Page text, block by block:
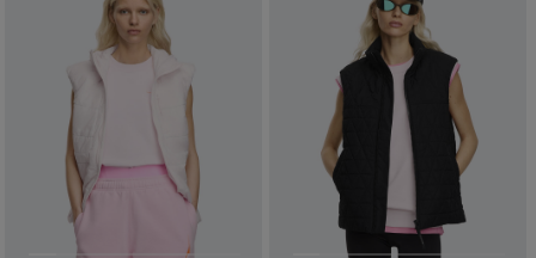
アンバサダー
スプリングコレクション
ベストセラー
FW26コレクション
サマー 26 コレクション
サマー 26 コレクションLOOK
ベストセラー
FW26コレクション
サマー 26 コレクション
サマー 26 コレクションLOOK
キッズ（2‐7歳)
ユース（6＋歳)
コレクション
CANADA GOOSE Generationsは、アウター
ウェアの下取り・再販を通じて、長く愛される製
品の価値を受け継いでいきます。
アーカイブの希少なピースもご覧いただけます。
詳しく見る
※カテゴリを表示するにはジェンダーにチェックをお入れください
ジェンダー
メンズ
ウィメンズ